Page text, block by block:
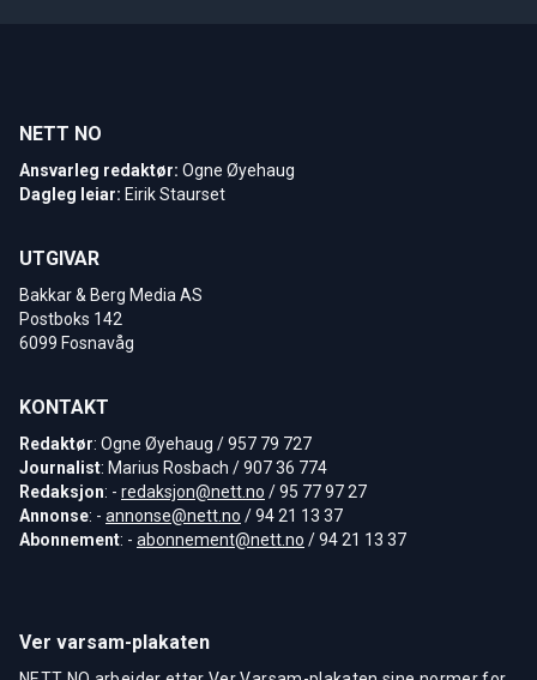
NETT NO
Ansvarleg redaktør: Ogne Øyehaug
Dagleg leiar: Eirik Staurset
UTGIVAR
Bakkar & Berg Media AS
Postboks 142
6099 Fosnavåg
KONTAKT
Redaktør: Ogne Øyehaug / 957 79 727
Journalist: Marius Rosbach / 907 36 774
Redaksjon: - redaksjon@nett.no / 95 77 97 27
Annonse: - annonse@nett.no / 94 21 13 37
Abonnement: - abonnement@nett.no / 94 21 13 37
Ver varsam-plakaten